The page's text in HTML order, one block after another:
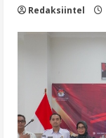
Redaksiintel